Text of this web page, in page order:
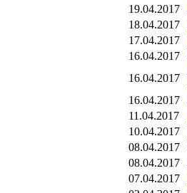
19.04.2017
18.04.2017
17.04.2017
16.04.2017
16.04.2017
16.04.2017
11.04.2017
10.04.2017
08.04.2017
08.04.2017
07.04.2017